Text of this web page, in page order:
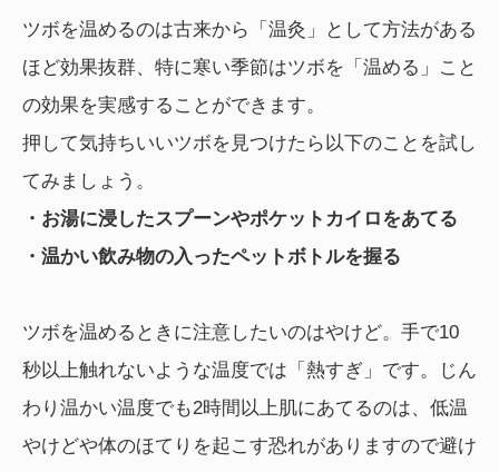
ツボを温めるのは古来から「温灸」として方法がある
ほど効果抜群、特に寒い季節はツボを「温める」こと
の効果を実感することができます。
押して気持ちいいツボを見つけたら以下のことを試し
てみましょう。
・お湯に浸したスプーンやポケットカイロをあてる
・温かい飲み物の入ったペットボトルを握る
ツボを温めるときに注意したいのはやけど。手で10
秒以上触れないような温度では「熱すぎ」です。じん
わり温かい温度でも2時間以上肌にあてるのは、低温
やけどや体のほてりを起こす恐れがありますので避け